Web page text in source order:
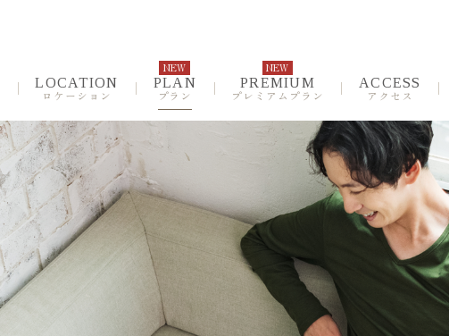
LOCATION
ロケーション
PLAN
プラン
NEW
PREMIUM
プレミアムプラン
NEW
ACCESS
アクセス
Residence
レジデンス
Position
ポジション
Premium
プレミアムプラン NEW アクセス